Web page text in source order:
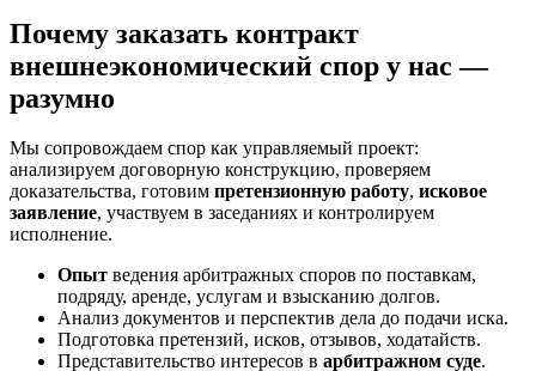
Почему заказать контракт
внешнеэкономический спор у нас —
разумно
Мы сопровождаем спор как управляемый проект:
анализируем договорную конструкцию, проверяем
доказательства, готовим претензионную работу, исковое
заявление, участвуем в заседаниях и контролируем
исполнение.
Опыт ведения арбитражных споров по поставкам,
подряду, аренде, услугам и взысканию долгов.
Анализ документов и перспектив дела до подачи иска.
Подготовка претензий, исков, отзывов, ходатайств.
Представительство интересов в арбитражном суде.